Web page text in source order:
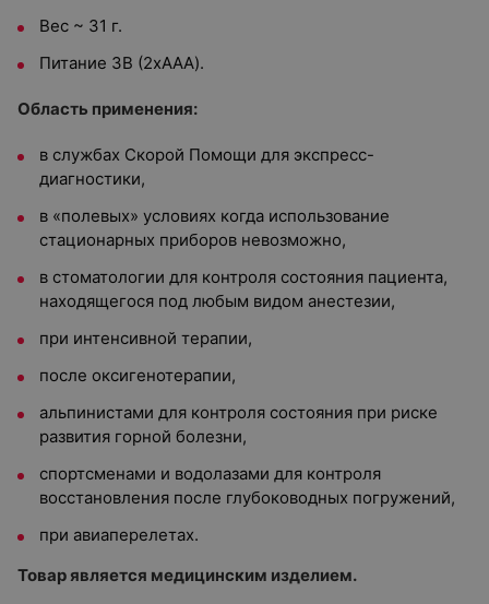
Вес ~ 31 г.
Питание 3В (2xAAA).
Область применения:
в службах Скорой Помощи для экспресс-
диагностики,
в «полевых» условиях когда использование
стационарных приборов невозможно,
в стоматологии для контроля состояния пациента,
находящегося под любым видом анестезии,
при интенсивной терапии,
после оксигенотерапии,
альпинистами для контроля состояния при риске
развития горной болезни,
спортсменами и водолазами для контроля
восстановления после глубоководных погружений,
при авиаперелетах.
Товар является медицинским изделием.